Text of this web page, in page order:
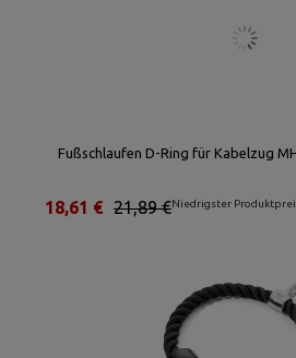
Fußschlaufen D-Ring für Kabelzug
Niedrigster
21,89 €
18,61 €